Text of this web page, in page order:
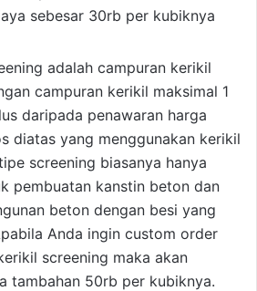
sebesar 30rb per kubiknya
adalah campuran kerikil
campuran kerikil maksimal 1
daripada penawaran harga
diatas yang menggunakan kerikil
screening biasanya hanya
pembuatan kanstin beton dan
beton dengan besi yang
Anda ingin custom order
screening maka akan
tambahan 50rb per kubiknya.